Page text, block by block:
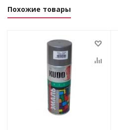
Похожие товары